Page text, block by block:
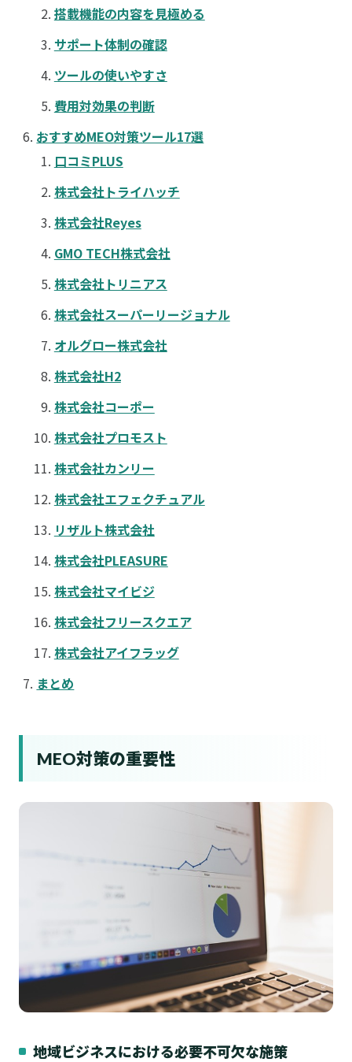
搭載機能の内容を見極める
サポート体制の確認
ツールの使いやすさ
費用対効果の判断
おすすめMEO対策ツール17選
口コミPLUS
株式会社トライハッチ
株式会社Reyes
GMO TECH株式会社
株式会社トリニアス
株式会社スーパーリージョナル
オルグロー株式会社
株式会社H2
株式会社コーポー
株式会社プロモスト
株式会社カンリー
株式会社エフェクチュアル
リザルト株式会社
株式会社PLEASURE
株式会社マイビジ
株式会社フリースクエア
株式会社アイフラッグ
まとめ
MEO対策の重要性
地域ビジネスにおける必要不可欠な施策